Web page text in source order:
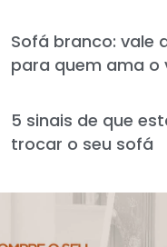
Sofá branco: vale
para quem ama o
5 sinais de que
trocar o seu sofá